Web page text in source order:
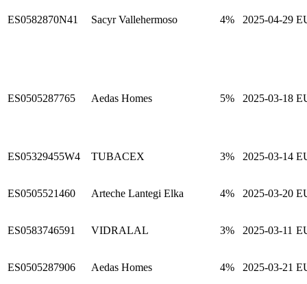
ES0582870N41 Sacyr Vallehermoso 4% 2025-04-29
ES0505287765 Aedas Homes 5% 2025-03-18
ES05329455W4 TUBACEX 3% 2025-03-14
ES0505521460 Arteche Lantegi Elka 4% 2025-03-20
ES0583746591 VIDRALAL 3% 2025-03-11
ES0505287906 Aedas Homes 4% 2025-03-21